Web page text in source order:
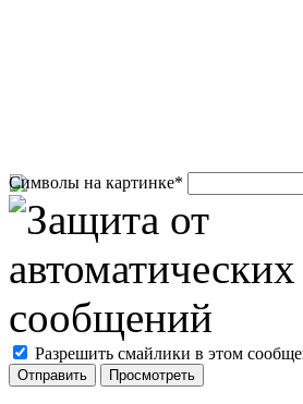
Символы на картинке*
Разрешить смайлики в этом